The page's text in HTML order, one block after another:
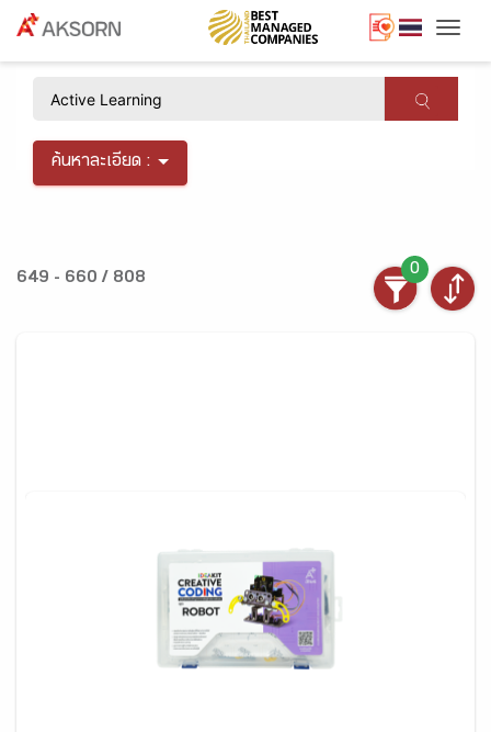
ค้นหาละเอียด :
649 - 660 / 808
0